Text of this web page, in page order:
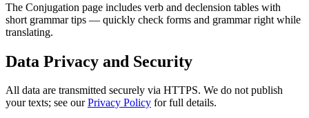
The Conjugation page includes verb and declension tables with
short grammar tips — quickly check forms and grammar right while
translating.
Data Privacy and Security
All data are transmitted securely via HTTPS. We do not publish
your texts; see ourPrivacy Policy for full details.